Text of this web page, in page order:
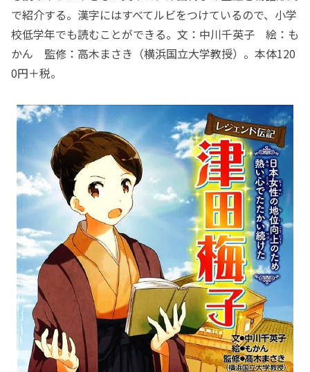
で紹介する。漢字にはすべてルビをつけているので、小学
校低学年でも読むことができる。文：中川千英子 絵：も
かん 監修：高木まさき（横浜国立大学教授）。本体120
0円＋税。